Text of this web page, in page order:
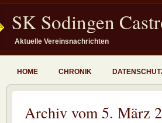
SK Sodingen
Aktuelle Vereinsnachrichten
HOME CHRONIK
Archiv vom 5. März